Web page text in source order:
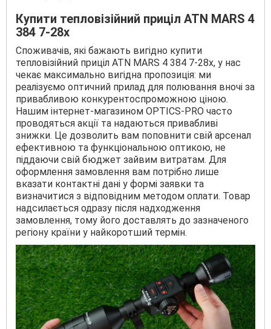
Купити тепловізійний приціл ATN MARS 4
384 7-28x
Споживачів, які бажають вигідно купити
тепловізійний приціл ATN MARS 4 384 7-28x, у нас
чекає максимально вигідна пропозиція: ми
реалізуємо оптичний прилад для полювання вночі за
привабливою конкурентоспроможною ціною.
Нашим інтернет-магазином OPTICS-PRO часто
проводяться акції та надаються привабливі
знижки. Це дозволить вам поповнити свій арсенал
ефективною та функціональною оптикою, не
піддаючи свій бюджет зайвим витратам. Для
оформлення замовлення вам потрібно лише
вказати контактні дані у формі заявки та
визначитися з відповідним методом оплати. Товар
надсилається одразу після надходження
замовлення, тому його доставлять до зазначеного
регіону країни у найкоротший термін.